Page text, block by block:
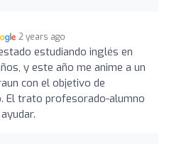
2 years ago
estudiando inglés en
y este año me anime a un
con el objetivo de
El trato profesorado-alumno